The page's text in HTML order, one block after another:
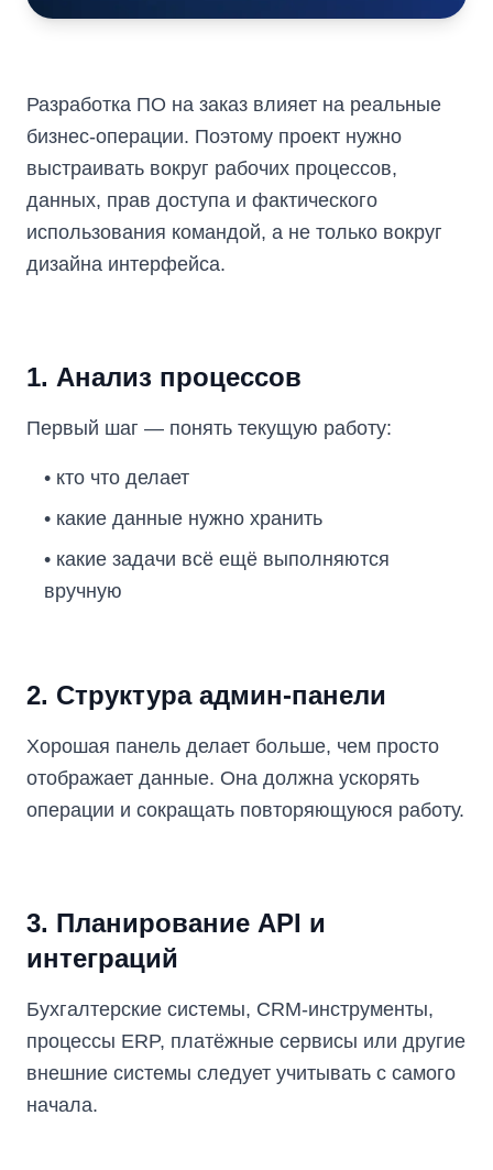
Разработка ПО на заказ влияет на реальные
бизнес-операции. Поэтому проект нужно
выстраивать вокруг рабочих процессов,
данных, прав доступа и фактического
использования командой, а не только вокруг
дизайна интерфейса.
1. Анализ процессов
Первый шаг — понять текущую работу:
• кто что делает
• какие данные нужно хранить
• какие задачи всё ещё выполняются
вручную
2. Структура админ-панели
Хорошая панель делает больше, чем просто
отображает данные. Она должна ускорять
операции и сокращать повторяющуюся работу.
3. Планирование API и
интеграций
Бухгалтерские системы, CRM-инструменты,
процессы ERP, платёжные сервисы или другие
внешние системы следует учитывать с самого
начала.